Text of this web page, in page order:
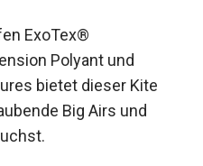
ExoTex®
Polyant und
bietet dieser Kite
Big Airs und